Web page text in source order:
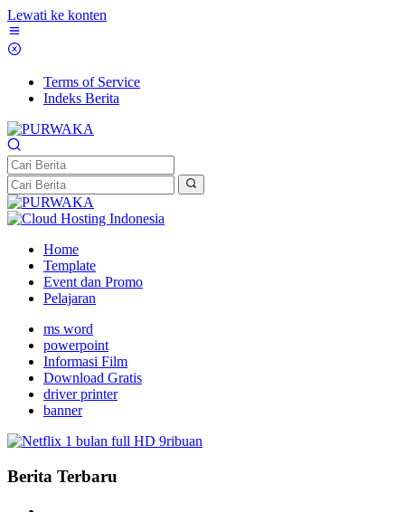
Lewati ke konten
Terms of Service
Indeks Berita
Home
Template
Event dan Promo
Pelajaran
ms word
powerpoint
Informasi Film
Download Gratis
driver printer
banner
Berita Terbaru